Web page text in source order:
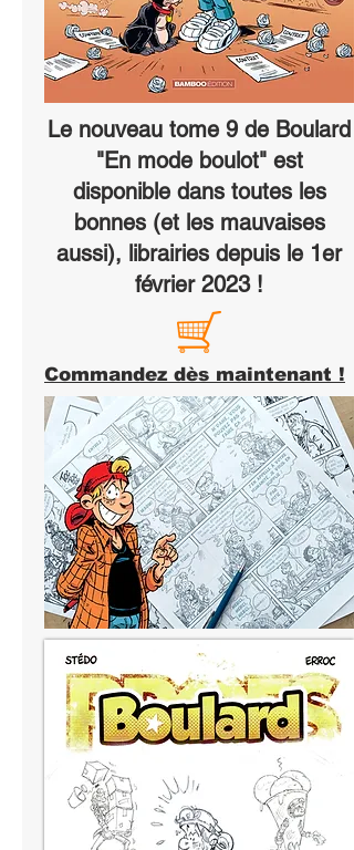
Le nouveau tome 9 de Boulard
"En mode boulot" est
disponible dans toutes les
bonnes (et les mauvaises
aussi), librairies depuis le 1er
février 2023 !
Commandez dès maintenant !